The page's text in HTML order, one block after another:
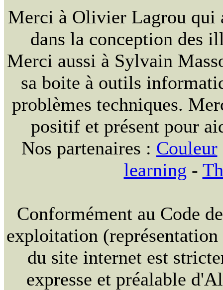
Merci à Olivier Lagrou qui
dans la conception des
Merci aussi à Sylvain
sa boite à outils
problèmes techniques.
positif et présent pour
Nos partenaires : Couleur
learning -
Conformément au Code
exploitation
du site internet est
expresse et préalable